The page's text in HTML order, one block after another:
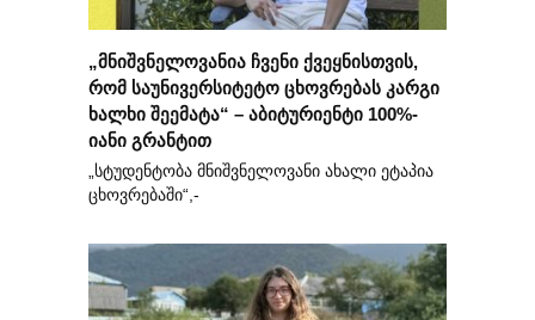
„მნიშვნელოვანია ჩვენი ქვეყნისთვის,
რომ საუნივერსიტეტო ცხოვრებას კარგი
ხალხი შეემატა“ – აბიტურიენტი 100%-
იანი გრანტით
„სტუდენტობა მნიშვნელოვანი ახალი ეტაპია
ცხოვრებაში“,-